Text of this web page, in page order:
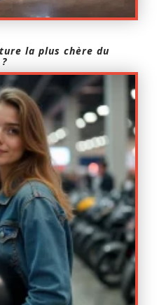
la plus chère du